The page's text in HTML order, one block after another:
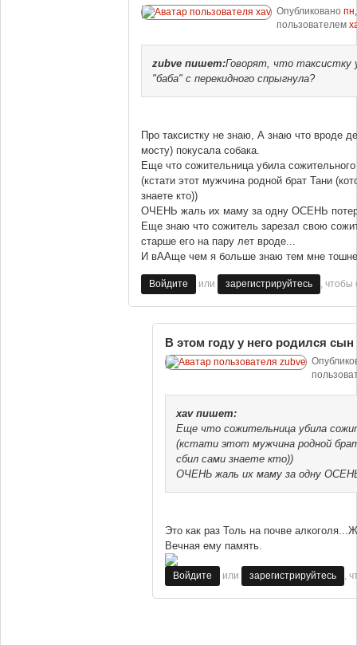
Опубликовано
пользователем
zubve пишет:Говорят, что таксистку
"баба" с перекидного спрыгнула?
Про таксистку не знаю, А знаю что вроде
мосту) покусала собака.
Еще что сожительница убила
(кстати этот мужчина родной брат Тани
знаете кто))
ОЧЕНЬ жаль их маму за одну ОСЕНЬ
Еще знаю что сожитель зарезал свою
старше его на пару лет вроде...
И вААще чем я больше знаю тем мне
Войдите или зарегистрируйтесь , чтобы
В этом году у него родился сын
xavпишет:
Еще что сожительница убила
(кстати этот мужчина родной
сбил сами знаете кто))
ОЧЕНЬ жаль их маму за одну
Это как раз Толь на почве
Вечная ему память.
Войдите или зарегистрируйтесь ,